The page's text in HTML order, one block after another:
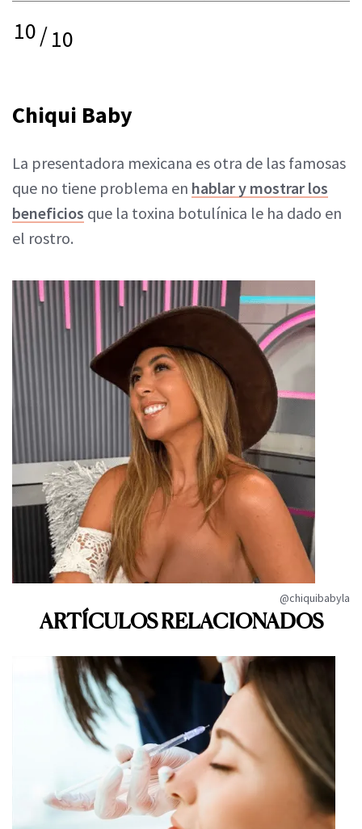
10/10
Chiqui Baby
La presentadora mexicana es otra de las famosas
que no tiene problema en hablar y mostrar los
beneficios que la toxina botulínica le ha dado en
el rostro.
@chiquibabyla
ARTÍCULOS RELACIONADOS